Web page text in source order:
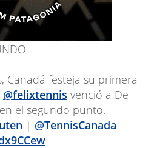
Canadá festeja su primera
@felixtennis venció a De
el segundo punto.
| @TennisCanada